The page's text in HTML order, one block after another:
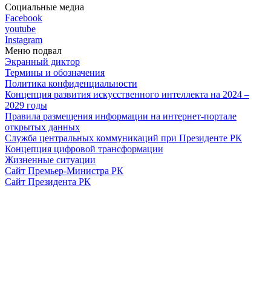
Социальные медиа
Facebook
youtube
Instagram
Меню подвал
Экранный диктор
Термины и обозначения
Политика конфиденциальности
Концепция развития искусственного интеллекта на 2024 –
2029 годы
Правила размещения информации на интернет-портале
открытых данных
Служба центральных коммуникаций при Президенте РК
Концепция цифровой трансформации
Жизненные ситуации
Сайт Премьер-Министра РК
Сайт Президента РК